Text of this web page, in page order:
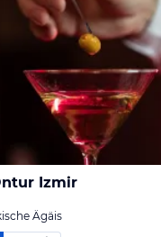
Izmir
Ägäis